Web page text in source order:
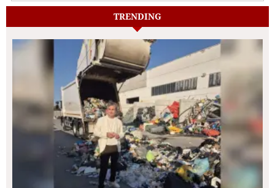
TRENDING